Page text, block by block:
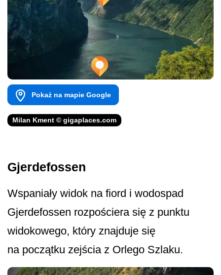
Pokaż na mapie Google
Milan Kment © gigaplaces.com
Gjerdefossen
Wspaniały widok na fiord i wodospad
Gjerdefossen rozpościera się z punktu
widokowego, który znajduje się
na początku zejścia z Orlego Szlaku.